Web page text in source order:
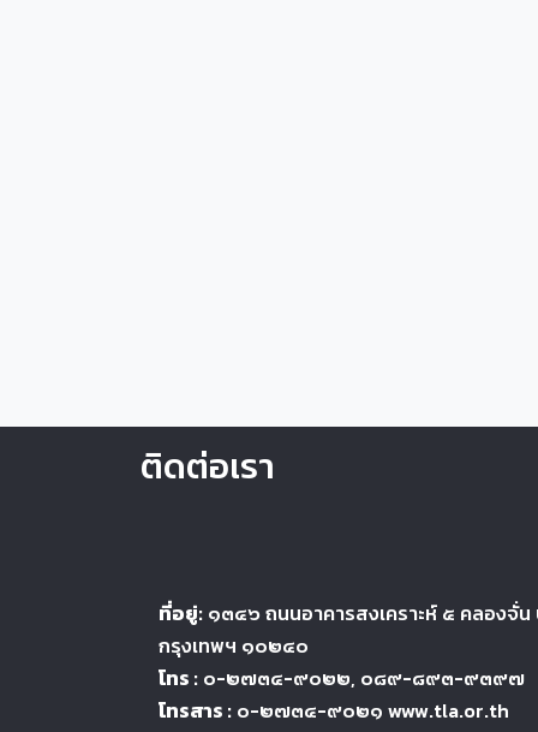
ติดต่อเรา
ที่อยู่: ๑๓๔๖ ถนนอาคารสงเคราะห์ ๕ คลองจั่น
กรุงเทพฯ ๑๐๒๔๐
โทร : ๐-๒๗๓๔-๙๐๒๒, ๐๘๙-๘๙๓-๙๓๙๗
โทรสาร : ๐-๒๗๓๔-๙๐๒๑ www.tla.or.th